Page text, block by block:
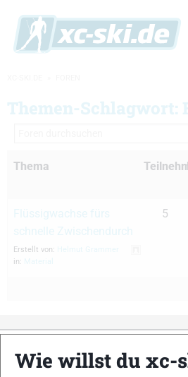
Themen-Schlagwort:
Thema
Erstellt von:
in:
5
xc-ski.de ist DAS
News aus dem Skilanglauf,
Wie willst du xc-